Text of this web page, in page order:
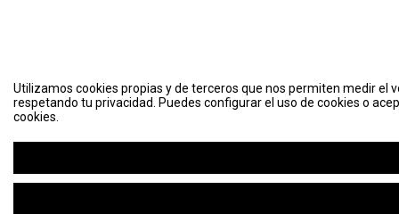
Utilizamos cookies propias y de terceros que nos permiten medir el
respetando tu privacidad. Puedes configurar el uso de cookies o
cookies.